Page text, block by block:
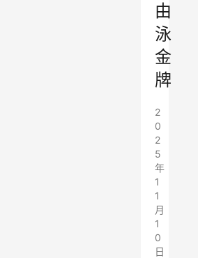
由
泳
金
牌
2
0
2
5
年
1
1
月
1
0
日